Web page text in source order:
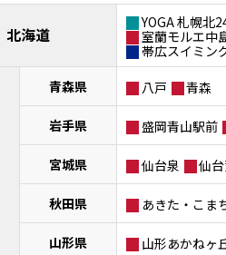
北海道
YOGA 札幌北
室蘭モルエ中
帯広スイミン
青森県 八戸 青森
岩手県 盛岡青山駅前
宮城県 仙台泉 仙
秋田県 あきた・こま
山形県 山形あかねヶ